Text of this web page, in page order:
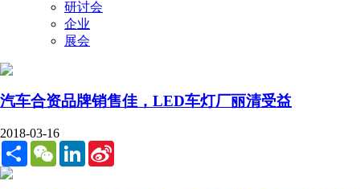
研讨会
企业
展会
汽车合资品牌销售佳，LED车灯厂丽清受益
2018-03-16
Share WeChatLinkedIn